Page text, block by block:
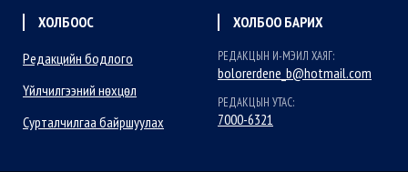
ХОЛБООС
Редакцийн бодлого
Үйлчилгээний нөхцөл
Сурталчилгаа байршуулах
ХОЛБОО БАРИХ
РЕДАКЦЫН И-МЭИЛ ХАЯГ:
bolorerdene_b@hotmail.com
РЕДАКЦЫН УТАС:
7000-6321